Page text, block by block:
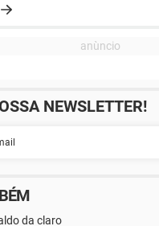
NEWSLETTER!
da claro